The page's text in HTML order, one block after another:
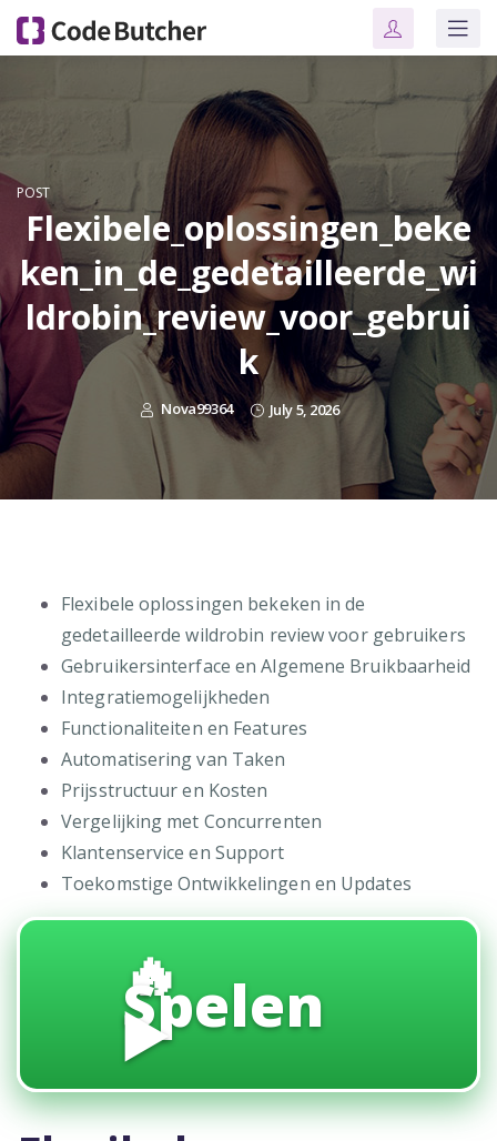
POST
Flexibele_oplossingen_beke
ken_in_de_gedetailleerde_wi
ldrobin_review_voor_gebrui
k
Nova99364 July 5, 2026
Flexibele oplossingen bekeken in de
gedetailleerde wildrobin review voor gebruikers
Gebruikersinterface en Algemene Bruikbaarheid
Integratiemogelijkheden
Functionaliteiten en Features
Automatisering van Taken
Prijsstructuur en Kosten
Vergelijking met Concurrenten
Klantenservice en Support
Toekomstige Ontwikkelingen en Updates
🔥
Spelen
▶️